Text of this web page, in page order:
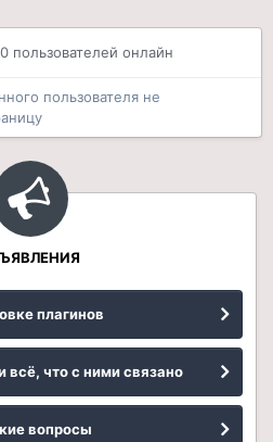
0 пользователей онлайн
пользователя не
плагинов
всё, что с ними связано
вопросы